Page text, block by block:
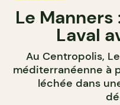
Le Manners
Laval
Au Centropolis,
méditerranéenne à
léchée dans